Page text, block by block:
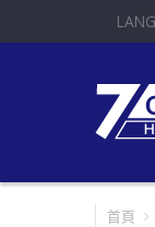
首頁